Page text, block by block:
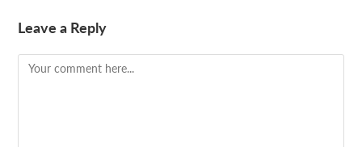
Leave a Reply